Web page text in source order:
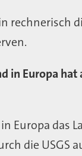
rechnerisch
in Europa
Europa das
die USGS